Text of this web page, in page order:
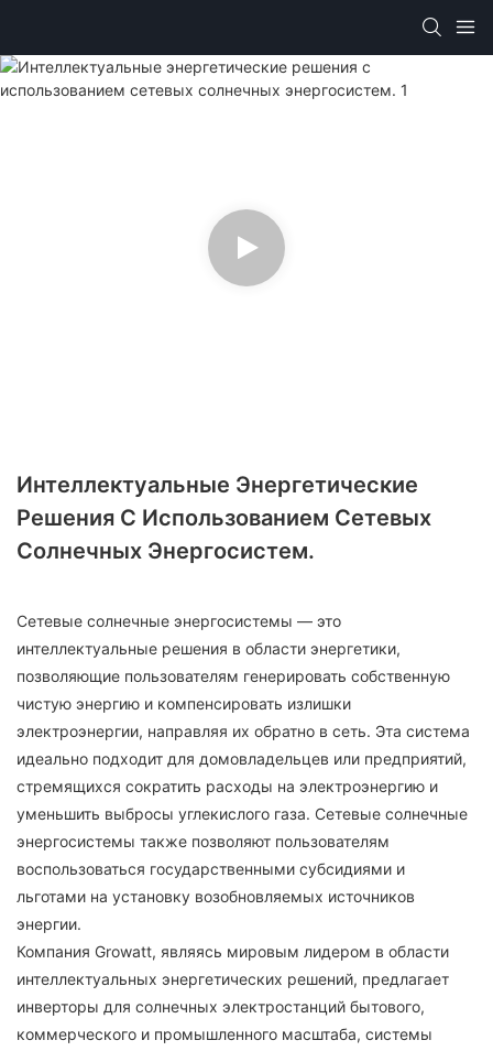
Интеллектуальные Энергетические
Решения С Использованием Сетевых
Солнечных Энергосистем.
Сетевые солнечные энергосистемы — это
интеллектуальные решения в области энергетики,
позволяющие пользователям генерировать собственную
чистую энергию и компенсировать излишки
электроэнергии, направляя их обратно в сеть. Эта система
идеально подходит для домовладельцев или предприятий,
стремящихся сократить расходы на электроэнергию и
уменьшить выбросы углекислого газа. Сетевые солнечные
энергосистемы также позволяют пользователям
воспользоваться государственными субсидиями и
льготами на установку возобновляемых источников
энергии.
Компания Growatt, являясь мировым лидером в области
интеллектуальных энергетических решений, предлагает
инверторы для солнечных электростанций бытового,
коммерческого и промышленного масштаба, системы